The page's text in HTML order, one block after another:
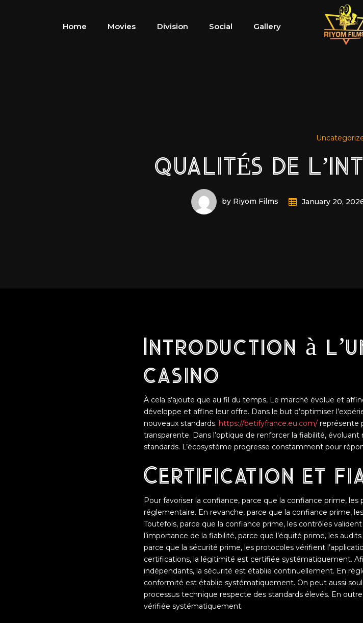
Home Movies Division Social Gallery
QUALITÉS DE
by Riyom Films January 20,
Introduction à
casino
À cela s’ajoute que au fil du temps, Le marché évolue et
développe et affine leur offre. Dans le but d’optimiser
nouveaux standards. https://betifyfrance.eu.com/ représente
transparente. Dans l’optique de renforcer la fiabilité,
standards. L’écosystème progresse constamment pour
Certification et
Pour favoriser la confiance, parce que la confiance prime,
réglementaire. En revanche, parce que la confiance prime,
Toutefois, parce que la confiance prime, les contrôles
l’importance de la fiabilité, parce que l’équité prime, les
parce que la sécurité prime, les protocoles vérifient
certifications, la légitimité est certifiée systématiquement.
indépendants, la sécurité est établie continuellement. En
conformité est établie systématiquement. On peut aussi
processus technique respecte des standards élevés. En
vérifiée systématiquement.